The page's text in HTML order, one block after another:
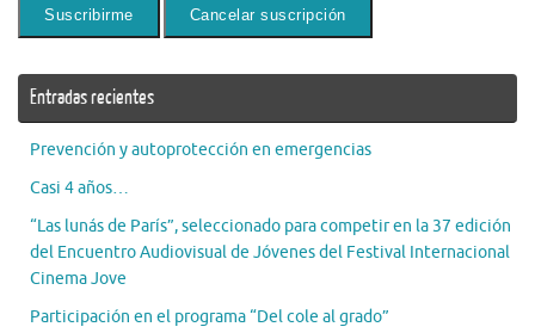
Entradas recientes
Prevención y autoprotección en emergencias
Casi 4 años…
“Las lunás de París”, seleccionado para competir en la 37 edición
del Encuentro Audiovisual de Jóvenes del Festival Internacional
Cinema Jove
Participación en el programa “Del cole al grado”